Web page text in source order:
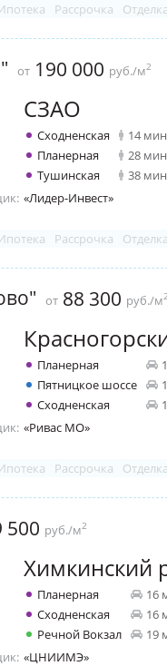
Рассрочка
от 190 000 руб./м2
СЗАО
Сходненская
14 мин
Планерная
28 мин
Тушинская
38 мин
«Лидер-Инвест»
Рассрочка
от 88 300 руб./м
Планерная
Пятницкое шоссе
Сходненская
«Ривас МО»
Рассрочка
500 руб./м2
Химкинский
Планерная
16
Сходненская
16
Речной Вокзал
19
«ЦНИИМЭ»